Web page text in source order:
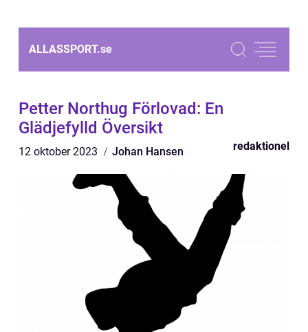
ALLASSPORT.se
Petter Northug Förlovad: En
Glädjefylld Översikt
12 oktober 2023 Johan Hansen redaktionel